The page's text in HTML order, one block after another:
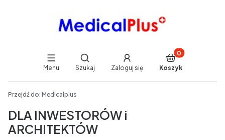
Menu
Otwórz wyszukiwarkę
Szukaj Zaloguj się
Produkty w
Koszyk
Przejdź do: Medicalplus
DLA INWESTORÓW i
ARCHITEKTÓW